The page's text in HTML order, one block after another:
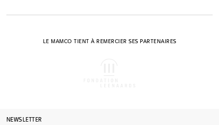
LE MAMCO TIENT À REMERCIER SES PARTENAIRES
NEWSLETTER